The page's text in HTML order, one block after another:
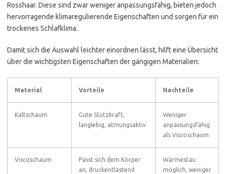
Rosshaar. Diese sind zwar weniger anpassungsfähig, bieten jedoch
hervorragende klimaregulierende Eigenschaften und sorgen für ein
trockenes Schlafklima.
Damit sich die Auswahl leichter einordnen lässt, hilft eine Übersicht
über die wichtigsten Eigenschaften der gängigen Materialien:
Material Vorteile Nachteile
Kaltschaum
Gute Stützkraft,
langlebig, atmungsaktiv
Weniger
anpassungsfähig
als Viscoschaum
Viscoschaum
Passt sich dem Körper
an, druckentlastend
Wärmestau
möglich, weniger